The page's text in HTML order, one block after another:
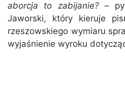
aborcja to zabijanie?–
Jaworski, który kieruje
rzeszowskiego wymiaru
wyjaśnienie wyroku